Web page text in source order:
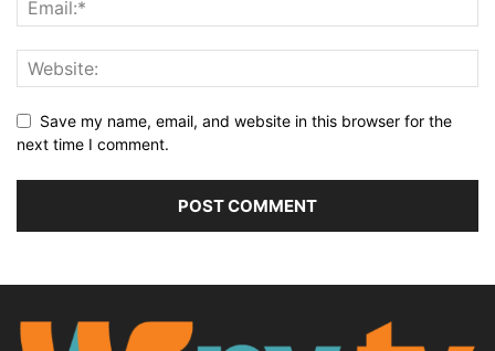
Save my name, email, and website in this browser for the
next time I comment.